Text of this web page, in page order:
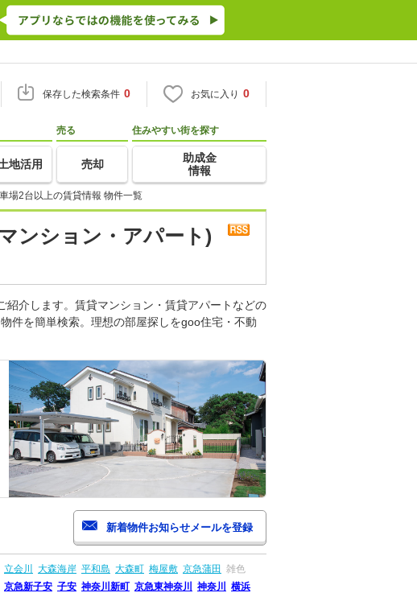
保存した検索条件 0 お気に入り 0
地活用
売る
売却
住みやすい街を探す
助成金
情報
場2台以上の賃貸情報 物件一覧
ンション・アパート)
介します。賃貸マンション・賃貸アパートなどの
件を簡単検索。理想の部屋探しをgoo住宅・不動
立会川 大森海岸 平和島 大森町 梅屋敷 京急蒲田 雑色
京急新子安 子安 神奈川新町 京急東神奈川 神奈川
横浜